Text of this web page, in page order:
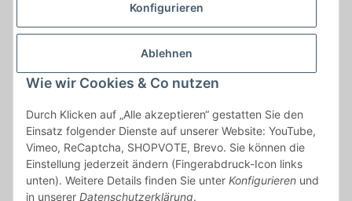
Konfigurieren
Ablehnen
Wie wir Cookies & Co nutzen
Durch Klicken auf „Alle akzeptieren“ gestatten Sie den
Einsatz folgender Dienste auf unserer Website: YouTube,
Vimeo, ReCaptcha, SHOPVOTE, Brevo. Sie können die
Einstellung jederzeit ändern (Fingerabdruck-Icon links
unten). Weitere Details finden Sie unter Konfigurieren und
in unserer Datenschutzerklärung.
* * Lieferzeiten gelten ab Zahlungseingang und innerhalb
Deutschland.Irrtümer vorbehalten. Angaben zur
Auflagenhöhe, Durchmesser, etc. werden nicht garantiert. Der
Kaufvertrag bleibt davon unbetroffen. Alle angegebenen Preise
sind incl. der gesetzlichen UST und, zzgl.Versand| Das Angebot
"kostenlose Lieferung" bezieht sich aussließlich auf den